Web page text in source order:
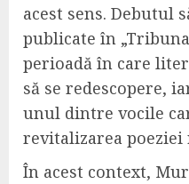
acest sens. Debutul
publicate în
perioadă în care
să se redescopere,
unul dintre vocile
revitalizarea poeziei
În acest context,